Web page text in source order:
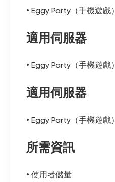
• Eggy Party（手機遊戲）
適用伺服器
• Eggy Party（手機遊戲）
適用伺服器
• Eggy Party（手機遊戲）
所需資訊
• 使用者儲量